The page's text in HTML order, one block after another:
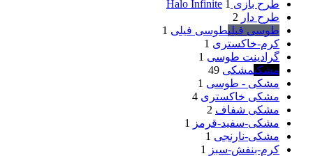
طرح بازی Halo Infinite 1
طرح دار 2
طوسی فیلیطوسی فیلی 1
کرم-خاکستری 1
گرادینت طوسی 1
مشکیمشکی 49
مشکی - طوسی 1
مشکی خاکستری 4
مشکی شفاف 2
مشکی-سفید-قرمز
1
مشکی-نارنجی 1
کرم-بنفش-سبز
1